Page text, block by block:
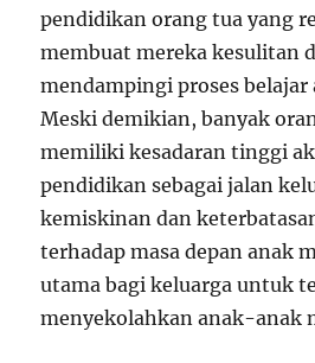
pendidikan orang tua yang
membuat mereka kesulitan
mendampingi proses belajar
Meski demikian, banyak
memiliki kesadaran tinggi
pendidikan sebagai jalan
kemiskinan dan
terhadap masa depan anak
utama bagi keluarga untuk
menyekolahkan anak-anak